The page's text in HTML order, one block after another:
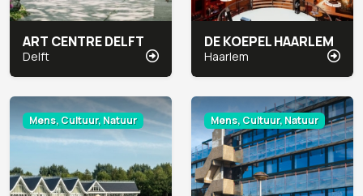
ART CENTRE DELFT
Delft
DE KOEPEL HAARLEM
Haarlem
Mens, Cultuur, Natuur Mens, Cultuur, Natuur